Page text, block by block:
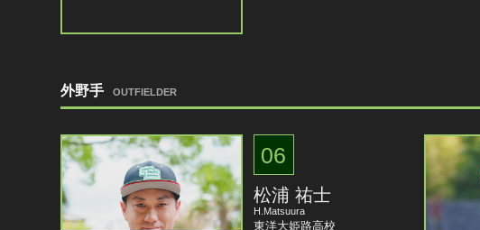
外野手 OUTFIELDER
06
松浦 祐士
H.Matsuura
東洋大姫路高校